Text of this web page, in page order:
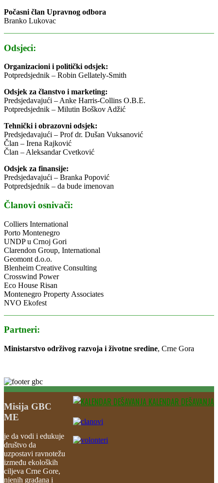
Počasni član Upravnog odbora
Branko Lukovac
Odsjeci:
Organizacioni i politički odsjek:
Potpredsjednik – Robin Gellately-Smith
Odsjek za članstvo i marketing:
Predsjedavajući – Anke Harris-Collins O.B.E.
Potpredsjednik – Milutin Boškov Adžić
Tehnički i obrazovni odsjek:
Predsjedavajući – Prof dr. Dušan Vuksanović
Član – Irena Rajković
Član – Aleksandar Cvetković
Odsjek za finansije:
Predsjedavajući – Branka Popović
Potpredsjednik – da bude imenovan
Članovi osnivači:
Colliers International
Porto Montenegro
UNDP u Crnoj Gori
Clarendon Group, International
Geomont d.o.o.
Blenheim Creative Consulting
Crosswind Power
Eco House Risan
Montenegro Property Associates
NVO Ekofest
Partneri:
Ministarstvo održivog razvoja i životne sredine, Crne Gora
KALENDAR DEŠAVANJA
Misija GBC
ME
je da vodi i edukuje
društvo da
uzpostavi ravnotežu
između ekoloških
ciljeva Crne Gore,
njenih građana i